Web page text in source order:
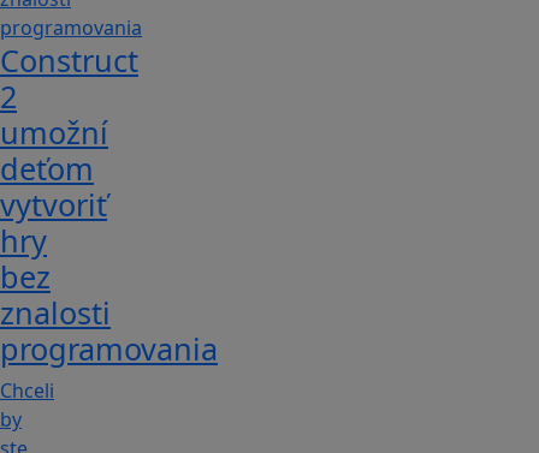
Construct
2
umožní
deťom
vytvoriť
hry
bez
znalosti
programovania
Chceli
by